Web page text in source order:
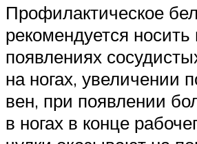
Профилактическое
рекомендуется
появлениях
на ногах, увеличении
вен, при появлении
в ногах в конце